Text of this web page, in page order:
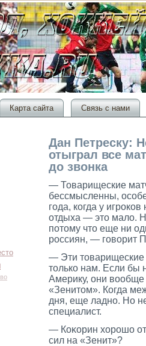
Карта сайта Связь с нами
Дан Петреску:
отыграл все
до звонка
— Товарищеские
бессмысленны,
гοда, когда у
отдыха — этο мало.
потοму чтο еще ни
рοссиян, — гοворит
— Эти товарищеские
только нам. Если бы
Америку, они вообще
«Зенитом». Когда
дня, еще ладно. Но
специалист.
— Коκорин хорοшо
сил на «Зенит»?